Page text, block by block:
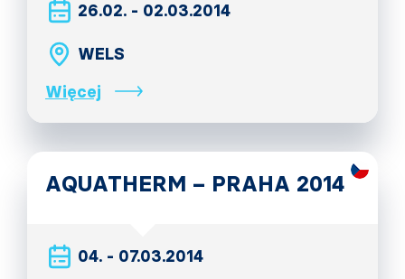
26.02. - 02.03.2014
WELS
Więcej
AQUATHERM – PRAHA 2014
04. - 07.03.2014